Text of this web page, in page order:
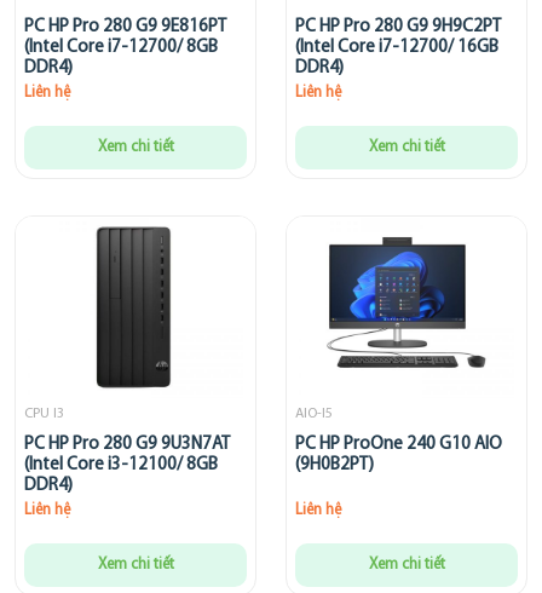
PC HP Pro 280 G9 9E816PT
(Intel Core i7-12700/ 8GB
DDR4)
Liên hệ
Xem chi tiết
PC HP Pro 280 G9 9H9C2PT
(Intel Core i7-12700/ 16GB
DDR4)
Liên hệ
Xem chi tiết
CPU I3
PC HP Pro 280 G9 9U3N7AT
(Intel Core i3-12100/ 8GB
DDR4)
Liên hệ
Xem chi tiết
AIO-I5
PC HP ProOne 240 G10 AIO
(9H0B2PT)
Liên hệ
Xem chi tiết